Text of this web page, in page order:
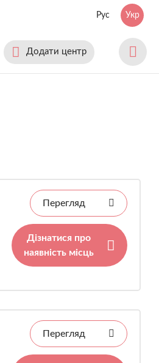
Рус Укр
Додати центр
Перегляд
Дізнатися про
наявність місць
Перегляд